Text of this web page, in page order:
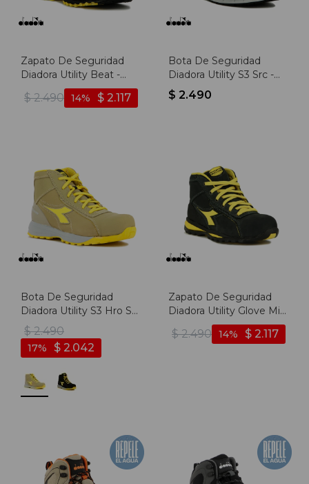
Zapato De Seguridad
Diadora Utility Beat -
$ 2.490 $ 2.117
14
Bota De Seguridad
Diadora Utility S3 Src -
Negro-negro
$ 2.490
Bota De Seguridad
Diadora Utility S3 Hro Src
- Gris Oscuro
$ 2.490
$ 2.042
17
Zapato De Seguridad
Diadora Utility Glove Mid
$ 2.490 $ 2.117
14